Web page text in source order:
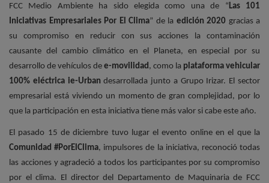
FCC Medio Ambiente ha sido elegida como una de “ Las 101
Iniciativas Empresariales Por El Clima” de la edición 2020 gracias a
su compromiso en reducir con sus acciones la contaminación
causante del cambio climático en el Planeta, en especial por su
desarrollo de vehículos de e-movilidad , como la plataforma vehicular
100% eléctrica ie-Urbandesarrollada junto a Grupo Irizar. El sector
empresarial está viviendo un momento de gran complejidad, por lo
que la participación en esta iniciativa tiene más valor si cabe este año.
El pasado 15 de diciembre tuvo lugar el evento online en el que la
Comunidad #PorElClima, impulsores de la iniciativa, reconoció todas
las acciones y agradeció a todos los participantes por su compromiso
por el clima. El director del Departamento de Maquinaria de FCC